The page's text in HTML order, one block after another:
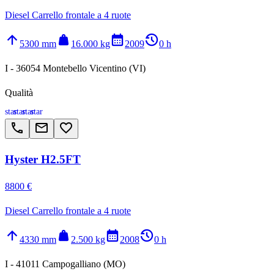
Diesel Carrello frontale a 4 ruote
arrow_upward 5300 mm weight 16.000 kgcalendar_month2009history_20 h
I - 36054 Montebello Vicentino (VI)
Qualità
starstarstarstar
call email favorite_border
Hyster H2.5FT
8800 €
Diesel Carrello frontale a 4 ruote
arrow_upward 4330 mm weight 2.500 kgcalendar_month2008history_20 h
I - 41011 Campogalliano (MO)